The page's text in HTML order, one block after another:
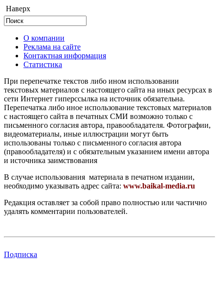
Наверх
О компании
Реклама на сайте
Контактная информация
Статистика
При перепечатке текстов либо ином использовании
текстовых материалов с настоящего сайта на иных ресурсах в
сети Интернет гиперссылка на источник обязательна.
Перепечатка либо иное использование текстовых материалов
с настоящего сайта в печатных СМИ возможно только с
письменного согласия автора, правообладателя. Фотографии,
видеоматериалы, иные иллюстрации могут быть
использованы только с письменного согласия автора
(правообладателя) и с обязательным указанием имени автора
и источника заимствования
В случае использования материала в печатном издании,
необходимо указывать адрес сайта: www.baikal-media.ru
Редакция оставляет за собой право полностью или частично
удалять комментарии пользователей.
Подписка